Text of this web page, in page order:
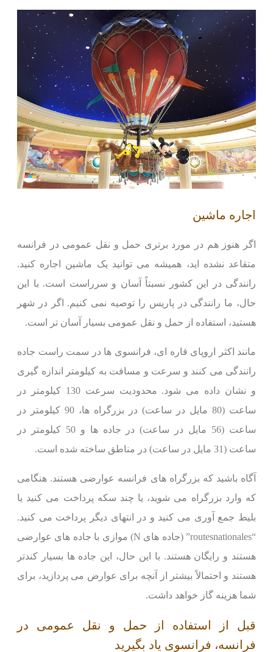
اجاره ماشین
اگر هنوز هم در مورد برتری حمل و نقل عمومی در فرانسه
متقاعد نشده اید، همیشه می توانید یک ماشین اجاره کنید.
رانندگی در این کشور نسبتاً آسان و سرراست است. با این
حال، ما رانندگی در پاریس را توصیه نمی کنیم. اگر در شهر
هستید، استفاده از حمل و نقل عمومی بسیار آسان تر است.
مانند اکثر اروپای قاره ای، فرانسوی ها در سمت راست جاده
رانندگی می کنند و سرعت و مسافت به کیلومتر اندازه گیری
و نشان داده می شود. محدودیت سرعت 130 کیلومتر در
ساعت (80 مایل در ساعت) در بزرگراه ها، 90 کیلومتر در
ساعت (56 مایل در ساعت) در جاده ها و 50 کیلومتر در
ساعت (31 مایل در ساعت) در مناطق ساخته شده است.
آگاه باشید که بزرگراه های فرانسه عوارضی هستند. هنگامی
که وارد بزرگراه می شوید، یا چند سکه پرداخت می کنید یا
بلیط جمع آوری می کنید و در انتهای دیگر پرداخت می کنید.
“routesnationales” (جاده های N) موازی با جاده های عوارضی
هستند و رایگان هستند. با این حال، این جاده ها بسیار کندتر
هستند و احتمالاً بیشتر از آنچه برای عوارض می پردازید، برای
شما هزینه گاز خواهد داشت.
قبل از استفاده از حمل و نقل عمومی در
فرانسه، فرانسوی یاد بگیرید